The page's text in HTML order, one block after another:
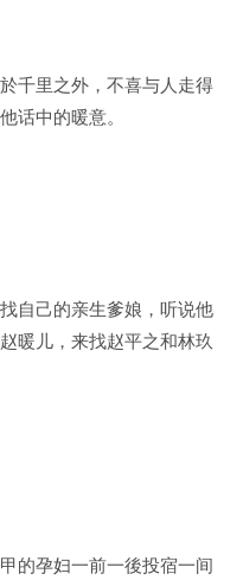
千里之外，不喜与人走得
话中的暖意。
自己的亲生爹娘，听说他
暖儿，来找赵平之和林玖
的孕妇一前一後投宿一间